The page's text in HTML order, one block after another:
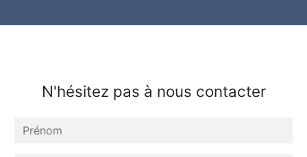
N'hésitez pas à nous contacter